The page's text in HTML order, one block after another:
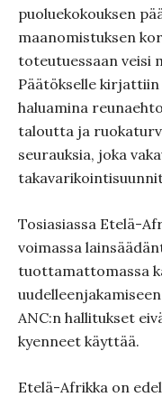
puoluekokouksen
maanomistuksen
toteutuessaan veisi
Päätökselle kirjattiin
haluamina
taloutta ja
seurauksia, joka
Tosiasiassa Etelä-
voimassa
tuottamattomassa
ANC:n hallitukset
kyenneet käyttää.
Etelä-Afrikka on